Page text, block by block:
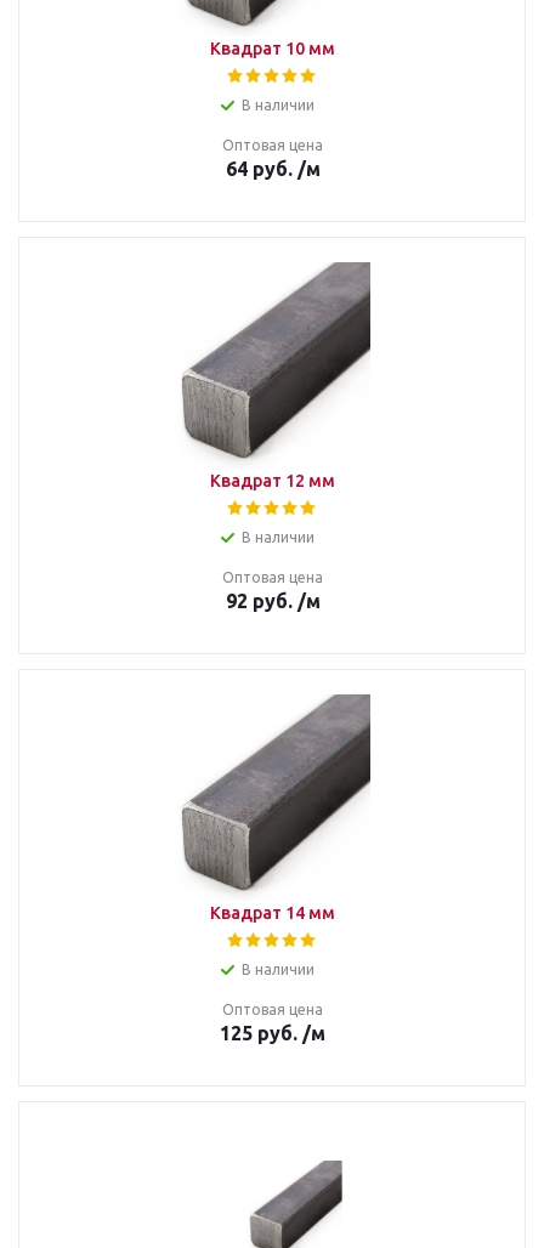
Квадрат 10 мм
В наличии
Оптовая цена
64руб. /м
Квадрат 12 мм
В наличии
Оптовая цена
92 руб. /м
Квадрат 14 мм
В наличии
Оптовая цена
125 руб. /м